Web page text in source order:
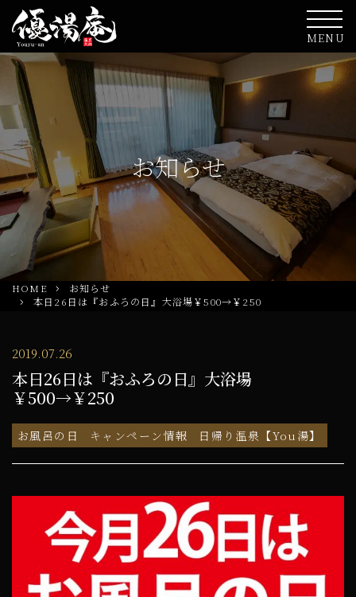
MENU
お知らせ
HOME
お知らせ
本日26日は『おふろの日』大浴場￥500→￥250
2019.07.26
本日26日は『おふろの日』大浴場
￥500→￥250
お風呂の日 キャンペーン情報 日帰り温泉【You湯】